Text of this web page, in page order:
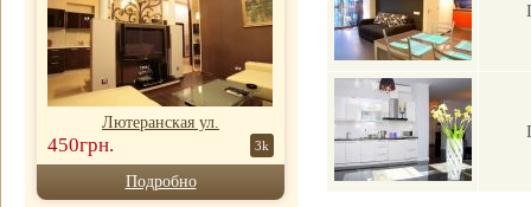
Лютеранская ул.
450грн. 3k
Подробно